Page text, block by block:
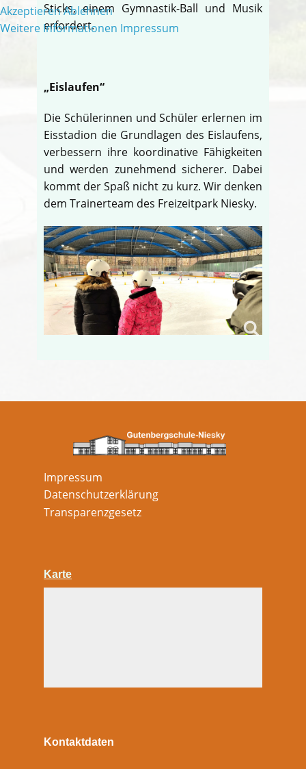
Sticks, einem Gymnastik-Ball und Musik
erfordert.
„Eislaufen“
Die Schülerinnen und Schüler erlernen im
Eisstadion die Grundlagen des Eislaufens,
verbessern ihre koordinative Fähigkeiten
und werden zunehmend sicherer. Dabei
kommt der Spaß nicht zu kurz. Wir denken
dem Trainerteam des Freizeitpark Niesky.
Impressum
Datenschutzerklärung
Transparenzgesetz
Karte
Kontaktdaten
AkzeptierenAblehnen
Weitere Informationen Impressum